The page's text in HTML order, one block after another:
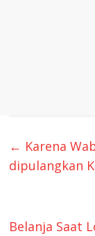
← Karena
dipulangkan
Belanja Saat